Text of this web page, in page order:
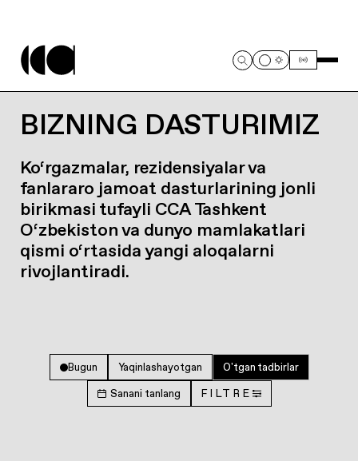
BIZNING DASTURIMIZ
Ko‘rgazmalar, rezidensiyalar va
fanlararo jamoat dasturlarining jonli
birikmasi tufayli CCA Tashkent
O‘zbekiston va dunyo mamlakatlari
qismi o‘rtasida yangi aloqalarni
rivojlantiradi.
Bugun Yaqinlashayotgan O'tgan tadbirlar
Sanani tanlang FILTRE